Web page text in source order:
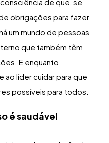
de que, se
obrigações para fazer
um mundo de pessoas
que também têm
E enquanto
líder cuidar para que
possíveis para todos.
é saudável